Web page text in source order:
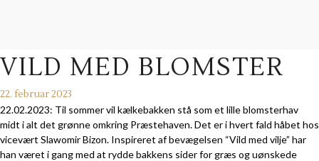
VILD MED BLOMSTER
22. februar 2023
22.02.2023: Til sommer vil kælkebakken stå som et lille blomsterhav
midt i alt det grønne omkring Præstehaven. Det er i hvert fald håbet hos
vicevært Slawomir Bizon. Inspireret af bevægelsen “Vild med vilje” har
han været i gang med at rydde bakkens sider for græs og uønskede